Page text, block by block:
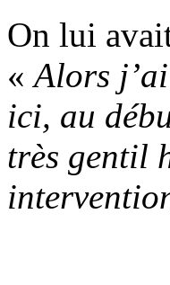
On lui
«Alors
ici, au
très gentil